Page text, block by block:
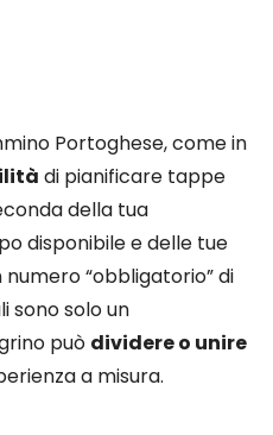
Portoghese, come in
di pianificare tappe
della tua
disponibile e delle tue
“obbligatorio” di
sono solo un
può dividere o unire
a misura.